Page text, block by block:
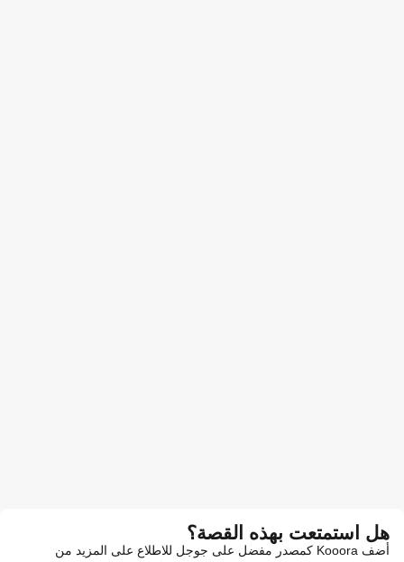
هل استمتعت بهذه القصة؟
أضف Kooora كمصدر مفضل على جوجل للاطلاع على المزيد من